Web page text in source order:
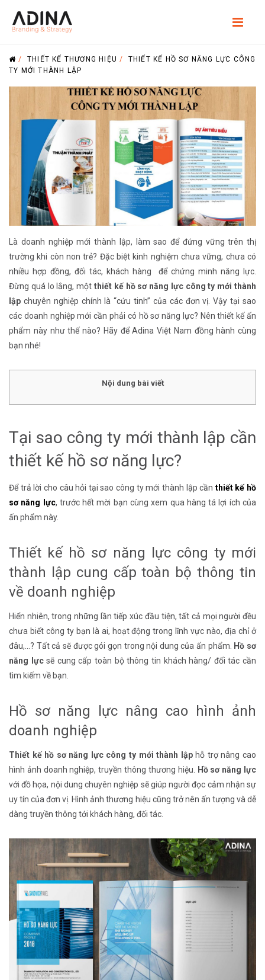
/THIẾT KẾ THƯƠNG HIỆU / THIẾT KẾ HỒ SƠ NĂNG LỰC CÔNG
TY MỚI THÀNH LẬP
Là doanh nghiệp mới thành lập, làm sao để đứng vững trên thị
trường khi còn non trẻ? Đặc biệt kinh nghiệm chưa vững, chưa có
nhiều hợp đồng, đối tác, khách hàng để chứng minh năng lực.
Đừng quá lo lắng, một thiết kế hồ sơ năng lực công ty mới thành
lập chuyên nghiệp chính là “cứu tinh” của các đơn vị. Vậy tại sao
các doanh nghiệp mới cần phải có hồ sơ năng lực? Nên thiết kế ấn
phẩm này như thế nào? Hãy để Adina Việt Nam đồng hành cùng
bạn nhé!
Nội dung bài viết
Tại sao công ty mới thành lập cần
thiết kế hồ sơ năng lực?
Để trả lời cho câu hỏi tại sao công ty mới thành lập cần thiết kế hồ
sơ năng lực, trước hết mời bạn cùng xem qua hàng tá lợi ích của
ấn phẩm này.
Thiết kế hồ sơ năng lực công ty mới
thành lập cung cấp toàn bộ thông tin
về doanh nghiệp
Hiển nhiên, trong những lần tiếp xúc đầu tiện, tất cả mọi người đều
chưa biết công ty bạn là ai, hoạt động trong lĩnh vực nào, địa chỉ ở
đâu,…? Tất cả sẽ được gói gọn trong nội dung của ấn phẩm. Hồ sơ
năng lựcsẽ cung cấp toàn bộ thông tin khách hàng/ đối tác cần
tìm kiếm về bạn.
Hồ sơ năng lực nâng cao hình ảnh
doanh nghiệp
Thiết kế hồ sơ năng lực công ty mới thành lậphỗ trợ nâng cao
hình ảnh doanh nghiệp, truyền thông thương hiệu. Hồ sơ năng lực
với đồ họa, nội dung chuyên nghiệp sẽ giúp người đọc cảm nhận sự
uy tín của đơn vị. Hình ảnh thương hiệu cũng trở nên ấn tượng và dễ
dàng truyền thông tới khách hàng, đối tác.